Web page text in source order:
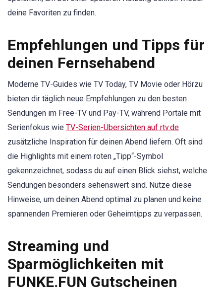
deine Favoriten zu finden.
Empfehlungen und Tipps für
deinen Fernsehabend
Moderne TV-Guides wie TV Today, TV Movie oder Hörzu
bieten dir täglich neue Empfehlungen zu den besten
Sendungen im Free-TV und Pay-TV, während Portale mit
Serienfokus wie TV-Serien-Übersichten auf rtv.de
zusätzliche Inspiration für deinen Abend liefern. Oft sind
die Highlights mit einem roten „Tipp“-Symbol
gekennzeichnet, sodass du auf einen Blick siehst, welche
Sendungen besonders sehenswert sind. Nutze diese
Hinweise, um deinen Abend optimal zu planen und keine
spannenden Premieren oder Geheimtipps zu verpassen.
Streaming und
Sparmöglichkeiten mit
FUNKE.FUN Gutscheinen